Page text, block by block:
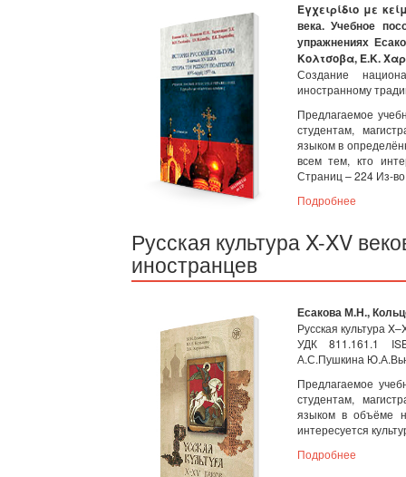
Εγχειρίδιο με
века. Учебное
упражнениях
Κολτσοβα, Ε.Κ.
Создание
иностранному
Предлагаемое
студентам,
языком в
всем тем, кто
Страниц – 224 Из-
Подробнее
Русская культура X-XV
иностранцев
Есакова М.Н.,
Русская культура
УДК 811.161.1
А.С.Пушкина
Предлагаемое
студентам,
языком в объёме
интересуется
Подробнее